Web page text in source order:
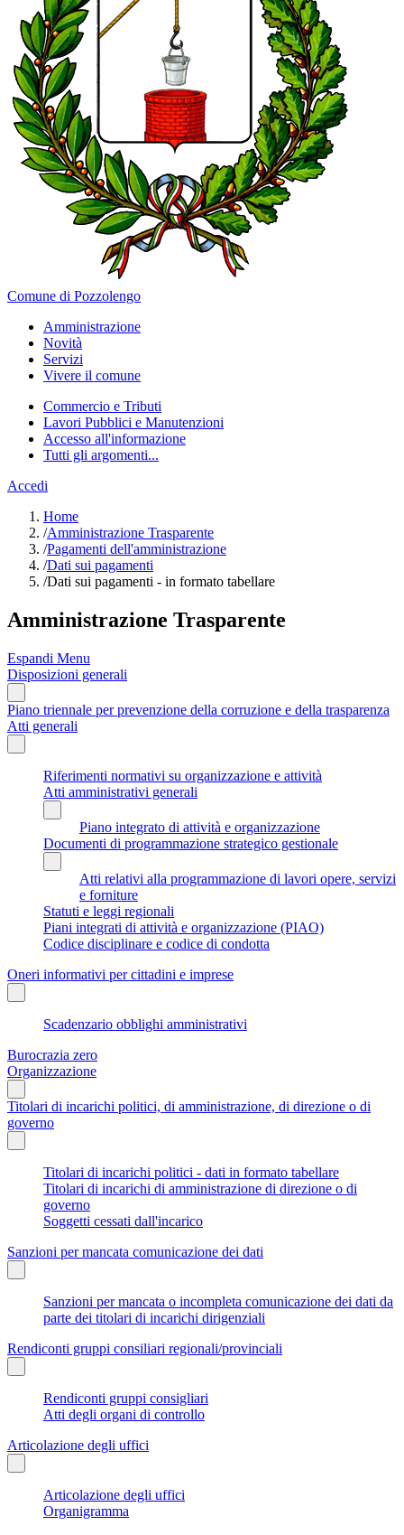
Comune di Pozzolengo
Amministrazione
Novità
Servizi
Vivere il comune
Commercio e Tributi
Lavori Pubblici e Manutenzioni
Accesso all'informazione
Tutti gli argomenti...
Accedi
Home
/Amministrazione Trasparente
/Pagamenti dell'amministrazione
/Dati sui pagamenti
/Dati sui pagamenti - in formato tabellare
Amministrazione Trasparente
Espandi Menu
Disposizioni generali
Piano triennale per prevenzione della corruzione e della trasparenza
Atti generali
Riferimenti normativi su organizzazione e attività
Atti amministrativi generali
Piano integrato di attività e organizzazione
Documenti di programmazione strategico gestionale
Atti relativi alla programmazione di lavori opere, servizi
e forniture
Statuti e leggi regionali
Piani integrati di attività e organizzazione (PIAO)
Codice disciplinare e codice di condotta
Oneri informativi per cittadini e imprese
Scadenzario obblighi amministrativi
Burocrazia zero
Organizzazione
Titolari di incarichi politici, di amministrazione, di direzione o di
governo
Titolari di incarichi politici - dati in formato tabellare
Titolari di incarichi di amministrazione di direzione o di
governo
Soggetti cessati dall'incarico
Sanzioni per mancata comunicazione dei dati
Sanzioni per mancata o incompleta comunicazione dei dati da
parte dei titolari di incarichi dirigenziali
Rendiconti gruppi consiliari regionali/provinciali
Rendiconti gruppi consigliari
Atti degli organi di controllo
Articolazione degli uffici
Articolazione degli uffici
Organigramma